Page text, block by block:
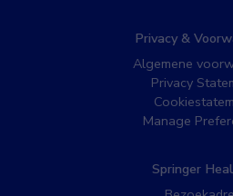
Privacy &
Algemene
Privacy
Manage
Springer